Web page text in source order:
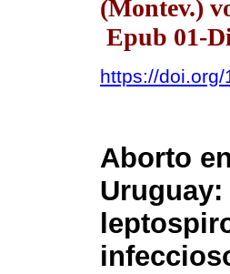
(Montev.)
Epub 01-
https://
Aborto